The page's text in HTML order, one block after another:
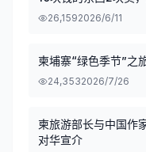
26,1592026/6/11
柬埔寨“绿色季节”之
24,3532026/7/26
柬旅游部长与中国作
对华宣介